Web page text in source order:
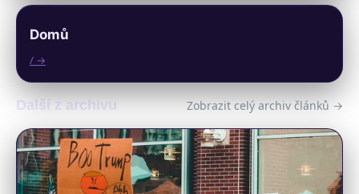
Domů
/ →
Další z archivu Zobrazit celý archiv článků →